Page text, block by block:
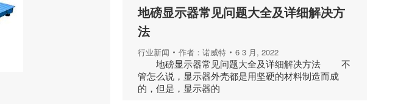
地磅显示器常见问题大全及详细解决方
法
行业新闻 作者： 诺威特 6 3 月, 2022
地磅显示器常见问题大全及详细解决方法 不
管怎么说，显示器外壳都是用坚硬的材料制造而成
的，但是，显示器的